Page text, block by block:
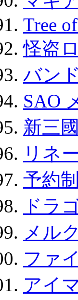
Tree
怪盗
バン
SAO
新三
リネ
予約
ドラ
メル
ファ
アイ